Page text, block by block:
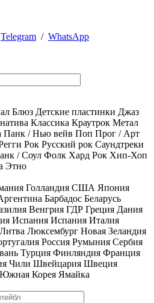
Telegram / WhatsApp
Блюз Детские пластинки Джаз
Классика Краутрок Метал
Панк / Нью вейв Поп Прог / Арт
Рок Русский рок Саундтреки
/ Соул Фолк Хард Рок Хип-Хоп
Этно
Голландия США Япония
Барбадос Беларусь
Венгрия ГДР Греция Дания
Испания Испания Италия
Литва Люксембург Новая Зеландия
Россия Румыния Сербия
Турция Финляндия Франция
Чили Швейцария Швеция
Южная Корея Ямайка